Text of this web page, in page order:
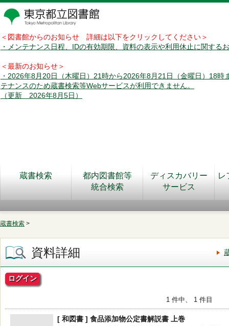
＜図書館からのお知らせ 詳細は以下をクリックしてください＞
・メンテナンス日程、IDの有効期限、資料の表示や利用休止に関する
＜最新のお知らせ＞
・2026年8月20日（木曜日）21時から2026年8月21日（金曜日）18時
テナンスのため蔵書検索等Webサービスが利用できません。
（更新 2026年8月5日）
蔵書検索
都内図書館等
統合検索
ディスカバリー
サービス
レ
蔵書検索 >
資料詳細
ログイン
1 件中、 1 件目
[ 和図書 ] 食品添加物公定書解説書 上巻